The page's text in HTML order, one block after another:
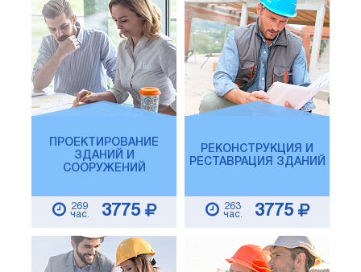
ПРОЕКТИРОВАНИЕ
ЗДАНИЙ И
СООРУЖЕНИЙ
269
час.
3775
РЕКОНСТРУКЦИЯ И
РЕСТАВРАЦИЯ ЗДАНИЙ
263
час.
3775